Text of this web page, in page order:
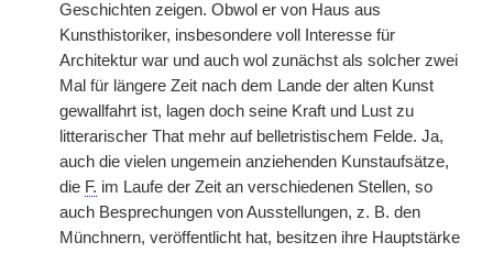
Geschichten zeigen. Obwol er von Haus aus
Kunsthistoriker, insbesondere voll Interesse für
Architektur war und auch wol zunächst als solcher zwei
Mal für längere Zeit nach dem Lande der alten Kunst
gewallfahrt ist, lagen doch seine Kraft und Lust zu
litterarischer That mehr auf belletristischem Felde. Ja,
auch die vielen ungemein anziehenden Kunstaufsätze,
die F. im Laufe der Zeit an verschiedenen Stellen, so
auch Besprechungen von Ausstellungen, z. B. den
Münchnern, veröffentlicht hat, besitzen ihre Hauptstärke